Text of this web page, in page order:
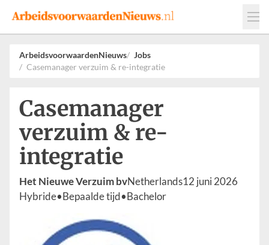
Events
Adverteren
Leveranciers
Werkgevers
ArbeidsvoorwaardenNieuws
Jobs
Casemanager verzuim & re-integratie
Casemanager
verzuim & re-
integratie
Het Nieuwe Verzuim bvNetherlands12 juni 2026
Hybride•Bepaalde tijd•Bachelor